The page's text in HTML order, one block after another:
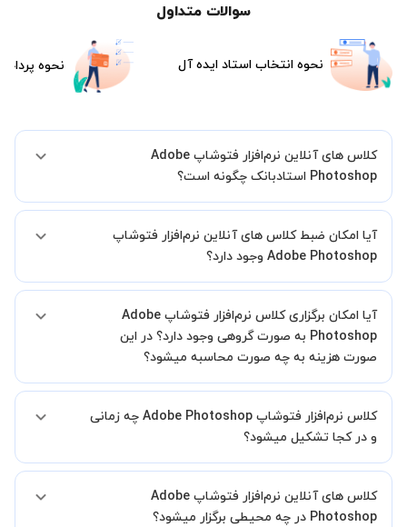
سوالات متداول
نحوه انتخاب استاد ایده آل نحوه
کلاس های آنلاین نرم‌افزار فتوشاپ Adobe
Photoshop استادبانک چگونه است؟
شما میدهیم که استاد شما پیش از جلسه تمامی موارد لازم برای برگزاری
یک کلاس آنلاین با کیفیت و مفید را به شما توضیح خواهند داد.
آیا امکان ضبط کلاس های آنلاین نرم‌افزار فتوشاپ
Adobe Photoshop وجود دارد؟
کنید.
آیا امکان برگزاری کلاس نرم‌افزار فتوشاپ Adobe
Photoshop به صورت گروهی وجود دارد؟ در این
صورت هزینه به چه صورت محاسبه میشود؟
خصوصی هستند اما در صورتیکه مایل هستید کلاس ها را در کنار دوستان و
یا آشنایان خود به صورت گروهی برگزار کنید، این امکان وجود دارد. در این
ی کل جلسه اضافه خواهد شد.
کلاس نرم‌افزار فتوشاپ Adobe Photoshop چه زمانی
و در کجا تشکیل میشود؟
توافقی بین شما و استاد تعیین خواهد شد.
همچنین کلاس های خصوصی به طور کلی در منزل شاگرد برگزار میشود. در
کلاس های آنلاین نرم‌افزار فتوشاپ Adobe
Photoshop در چه محیطی برگزار میشود؟